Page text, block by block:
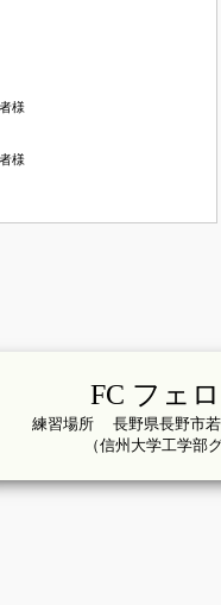
様
様
FC フェ
練習場所 長野県長野市若
（信州大学工学部